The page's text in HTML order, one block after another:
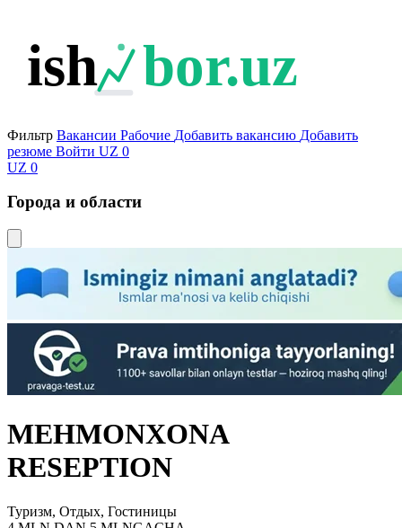
ish bor.uz
Фильтр Вакансии Рабочие Добавить вакансию Добавить
резюме Войти UZ 0
UZ 0
Города и области
MEHMONXONA
RESEPTION
Туризм, Отдых, Гостиницы